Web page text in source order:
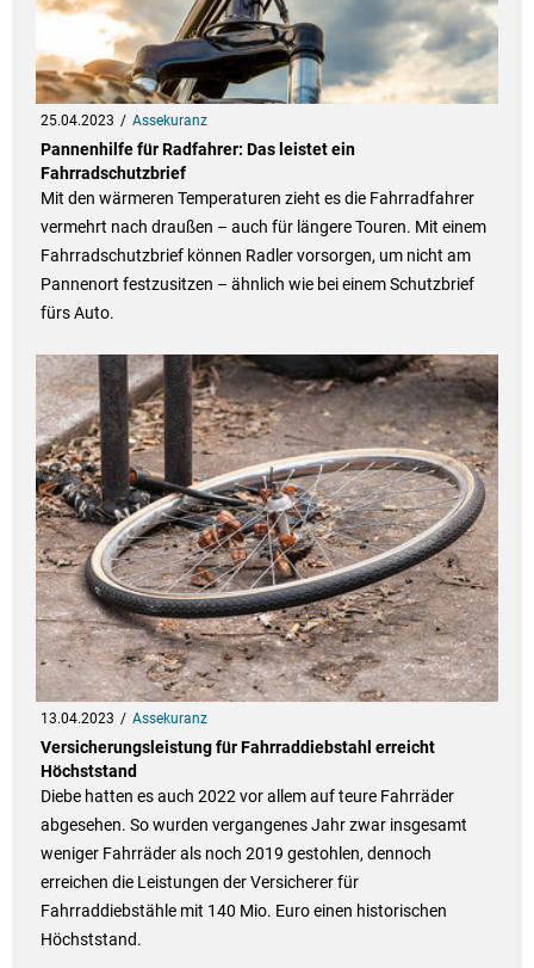
25.04.2023 Assekuranz
Pannenhilfe für Radfahrer: Das leistet ein
Fahrradschutzbrief
Mit den wärmeren Temperaturen zieht es die Fahrradfahrer
vermehrt nach draußen – auch für längere Touren. Mit einem
Fahrradschutzbrief können Radler vorsorgen, um nicht am
Pannenort festzusitzen – ähnlich wie bei einem Schutzbrief
fürs Auto.
13.04.2023 Assekuranz
Versicherungsleistung für Fahrraddiebstahl erreicht
Höchststand
Diebe hatten es auch 2022 vor allem auf teure Fahrräder
abgesehen. So wurden vergangenes Jahr zwar insgesamt
weniger Fahrräder als noch 2019 gestohlen, dennoch
erreichen die Leistungen der Versicherer für
Fahrraddiebstähle mit 140 Mio. Euro einen historischen
Höchststand.